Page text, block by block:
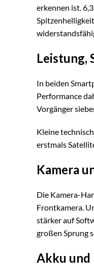
erkennen ist.
Leistung,
In beiden
Performance
Vorgänger
Kleine
erstmals
Kamera
Die Kamera-
Frontkamera.
stärker auf
großen Sprung
Akku und